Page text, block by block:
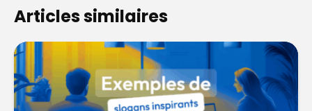
Articles similaires